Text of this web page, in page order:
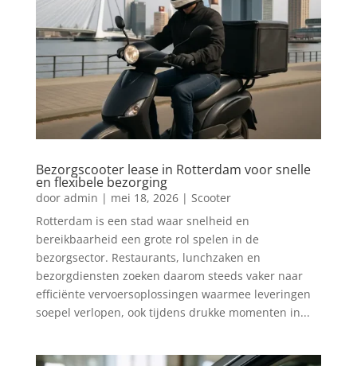
Bezorgscooter lease in Rotterdam voor snelle
en flexibele bezorging
door admin | mei 18, 2026| Scooter
Rotterdam is een stad waar snelheid en
bereikbaarheid een grote rol spelen in de
bezorgsector. Restaurants, lunchzaken en
bezorgdiensten zoeken daarom steeds vaker naar
efficiënte vervoersoplossingen waarmee leveringen
soepel verlopen, ook tijdens drukke momenten in...